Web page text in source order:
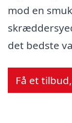
mod en
det bedste
Få et